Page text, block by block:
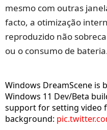
mesmo com outras
facto, a otimização
reproduzido não
ou o consumo de
Windows DreamScene is
Windows 11 Dev/Beta
support for setting video
background: